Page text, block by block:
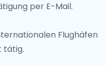
per E-Mail.
Flughäfen
tätig.